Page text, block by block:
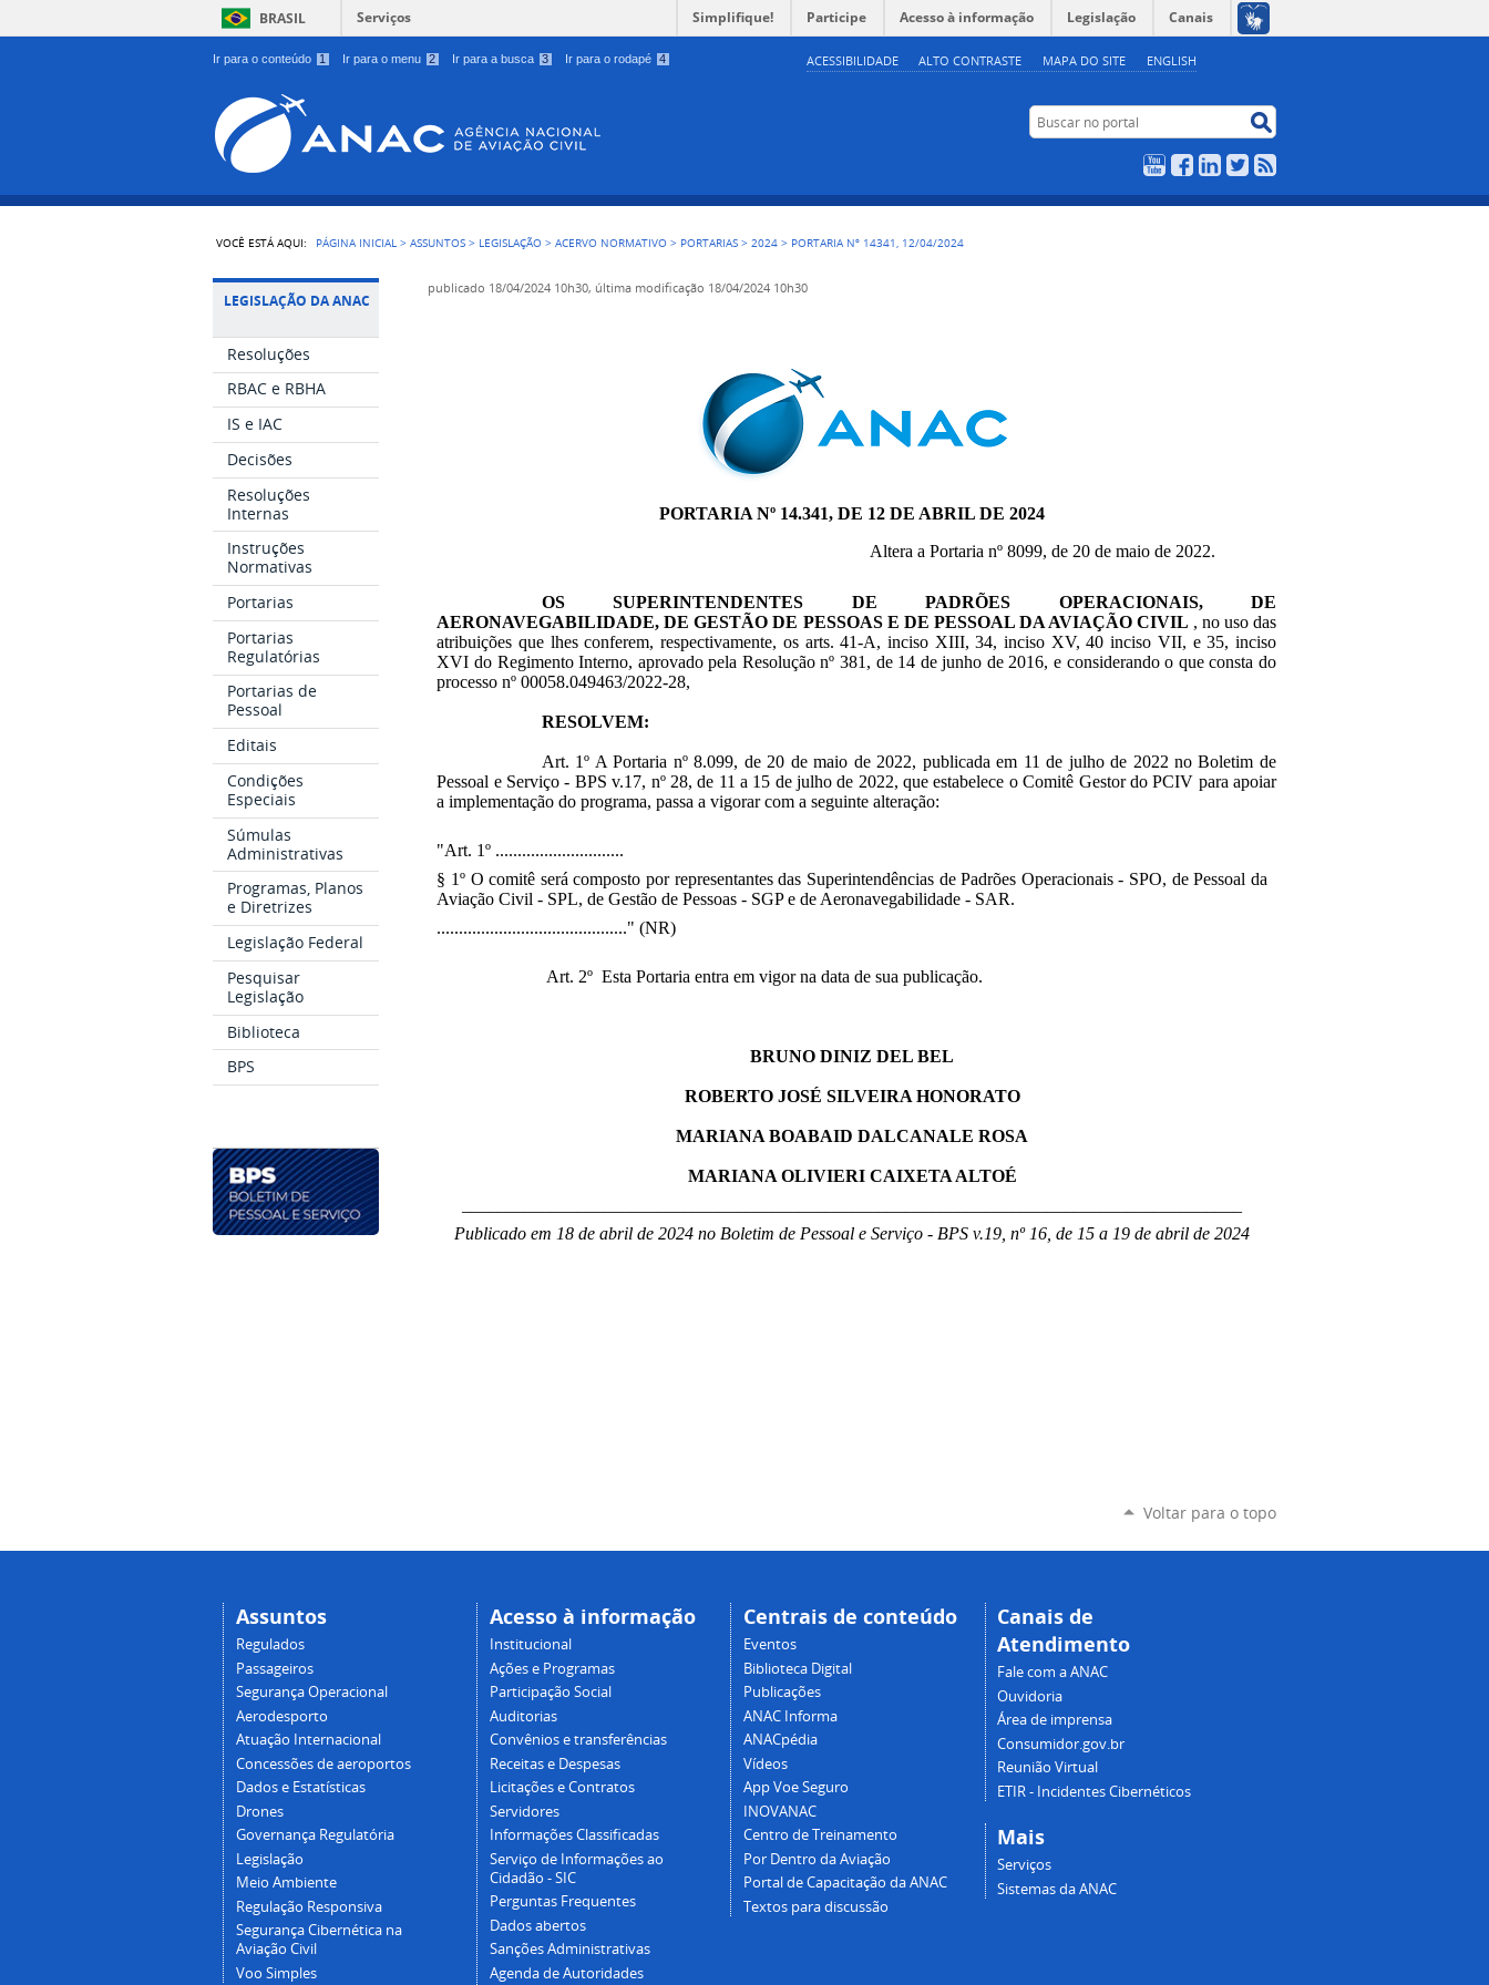
Ir para o conteúdo 1 Ir para o menu 2 Ir para a busca 3 Ir para o rodapé 4 ACESSIBILIDADE ALTO CONTRASTE MAPA DO SITE ENGLISH
BRASIL Serviços Simplifique! Participe Acesso à informação Legislação Canais
Buscar no portal
YouTubeFacebookLinkedIn
Twitter
VOCÊ ESTÁ AQUI: PÁGINA INICIAL >ASSUNTOS > LEGISLAÇÃO >ACERVO NORMATIVO > PORTARIAS >2024 > PORTARIA Nº 14341, 12/04/2024
LEGISLAÇÃO DA ANAC
Resoluções
RBAC e RBHA
IS e IAC
Decisões
Resoluções
Internas
Instruções
Normativas
Portarias
Portarias
Regulatórias
Portarias de
Pessoal
Editais
Condições
Especiais
Súmulas
Administrativas
Programas, Planos
e Diretrizes
Legislação Federal
Pesquisar
Legislação
Biblioteca
BPS
publicado 18/04/2024 10h30, última modificação 18/04/2024 10h30
PORTARIA Nº 14.341, DE 12 DE ABRIL DE 2024
Altera a Portaria nº 8099, de 20 de maio de 2022.
OS SUPERINTENDENTES DE PADRÕES OPERACIONAIS, DE
AERONAVEGABILIDADE, DE GESTÃO DE PESSOAS E DE PESSOAL DA AVIAÇÃO CIVIL , no uso das
atribuições que lhes conferem, respectivamente, os arts. 41-A, inciso XIII, 34, inciso XV, 40 inciso VII, e 35, inciso
XVI do Regimento Interno, aprovado pela Resolução nº 381, de 14 de junho de 2016, e considerando o que consta do
processo nº 00058.049463/2022-28,
RESOLVEM:
Art. 1º A Portaria nº 8.099, de 20 de maio de 2022, publicada em 11 de julho de 2022 no Boletim de
Pessoal e Serviço - BPS v.17, nº 28, de 11 a 15 de julho de 2022, que estabelece o Comitê Gestor do PCIV para apoiar
a implementação do programa, passa a vigorar com a seguinte alteração:
"Art. 1º .............................
§ 1º O comitê será composto por representantes das Superintendências de Padrões Operacionais - SPO, de Pessoal da
Aviação Civil - SPL, de Gestão de Pessoas - SGP e de Aeronavegabilidade - SAR.
..........................................." (NR)
Art. 2º Esta Portaria entra em vigor na data de sua publicação.
BRUNO DINIZ DEL BEL
ROBERTO JOSÉ SILVEIRA HONORATO
MARIANA BOABAID DALCANALE ROSA
MARIANA OLIVIERI CAIXETA ALTOÉ
Publicado em 18 de abril de 2024 no Boletim de Pessoal e Serviço - BPS v.19, nº 16, de 15 a 19 de abril de 2024
Voltar para o topo
Assuntos
Regulados
Passageiros
Segurança Operacional
Aerodesporto
Atuação Internacional
Concessões de aeroportos
Dados e Estatísticas
Drones
Governança Regulatória
Legislação
Meio Ambiente
Regulação Responsiva
Segurança Cibernética na
Aviação Civil
Voo Simples
Acesso à informação
Institucional
Ações e Programas
Participação Social
Auditorias
Convênios e transferências
Receitas e Despesas
Licitações e Contratos
Servidores
Informações Classificadas
Serviço de Informações ao
Cidadão - SIC
Perguntas Frequentes
Dados abertos
Sanções Administrativas
Agenda de Autoridades
Centrais de conteúdo
Eventos
Biblioteca Digital
Publicações
ANAC Informa
ANACpédia
Vídeos
App Voe Seguro
INOVANAC
Centro de Treinamento
Por Dentro da Aviação
Portal de Capacitação da ANAC
Textos para discussão
Canais de
Atendimento
Fale com a ANAC
Ouvidoria
Área de imprensa
Consumidor.gov.br
Reunião Virtual
ETIR - Incidentes Cibernéticos
Mais
Serviços
Sistemas da ANAC